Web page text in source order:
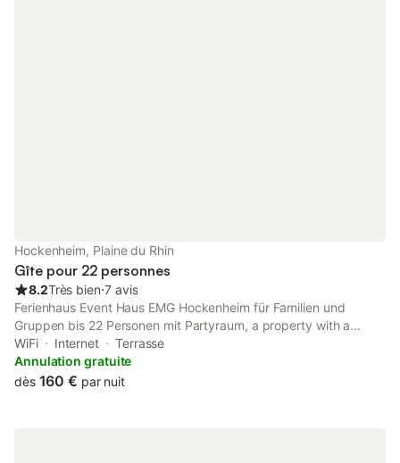
Hockenheim, Plaine du Rhin
Gîte pour 22 personnes
8.2Très bien⋅7 avis
Ferienhaus Event Haus EMG Hockenheim für Familien und
Gruppen bis 22 Personen mit Partyraum, a property with a
shared lounge, is located in Hockenheim, 20 km from Maimarkt
Mannheim, 21 km from Luisenpark, as well as 23 km from
Mannheim Central...
WiFi Internet
Terrasse
Annulation gratuite
dès 160 € par nuit